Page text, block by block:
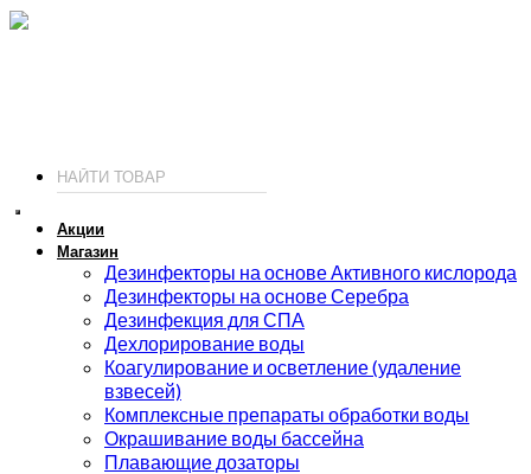
Акции
Магазин
Дезинфекторы на основе Активного кислорода
Дезинфекторы на основе Серебра
Дезинфекция для СПА
Дехлорирование воды
Коагулирование и осветление (удаление
взвесей)
Комплексные препараты обработки воды
Окрашивание воды бассейна
Плавающие дозаторы